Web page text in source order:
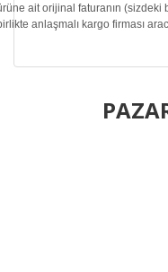
ait orijinal faturanın (sizdeki
anlaşmalı kargo firması
Bu
konularda yetersiz
kullanarak tarafımıza